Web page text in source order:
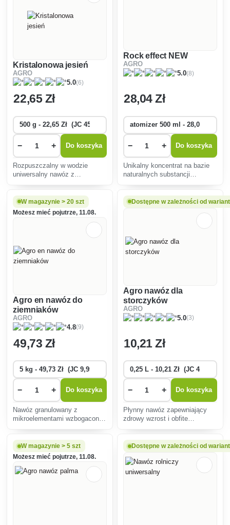
Kristalonowa jesień
AGRO
5.0(6)
22,65 Zł
− + Do koszyka
Rozpuszczalny w wodzie
uniwersalny nawóz z
przezimowania roślin.
Rock effect NEW
AGRO
5.0(8)
28,04 Zł
− + Do koszyka
Unikalny koncentrat na bazie
naturalnych substancji
szkodnikami.
W magazynie > 20 szt
Możesz mieć pojutrze, 11.08.
Agro en nawóz do
ziemniaków
AGRO
4.8(9)
49,73 Zł
− + Do koszyka
Nawóz granulowany z
mikroelementami wzbogacony
Dostępne w zależności od
Agro nawóz dla
storczyków
AGRO
5.0(3)
10,21 Zł
− + Do koszyka
Płynny nawóz zapewniający
zdrowy wzrost i obfite
W magazynie > 5 szt
Możesz mieć pojutrze, 11.08.
Dostępne w zależności od